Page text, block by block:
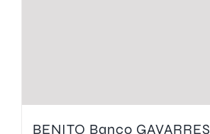
BENITO Banco GAVARRES